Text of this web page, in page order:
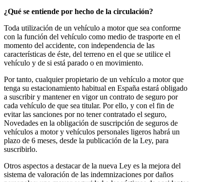
¿Qué se entiende por hecho de la circulación?
Toda utilización de un vehículo a motor que sea conforme
con la función del vehículo como medio de trasporte en el
momento del accidente, con independencia de las
características de éste, del terreno en el que se utilice el
vehículo y de si está parado o en movimiento.
Por tanto, cualquier propietario de un vehículo a motor que
tenga su estacionamiento habitual en España estará obligado
a suscribir y mantener en vigor un contrato de seguro por
cada vehículo de que sea titular. Por ello, y con el fin de
evitar las sanciones por no tener contratado el seguro,
Novedades en la obligación de suscripción de seguros de
vehículos a motor y vehículos personales ligeros habrá un
plazo de 6 meses, desde la publicación de la Ley, para
suscribirlo.
Otros aspectos a destacar de la nueva Ley es la mejora del
sistema de valoración de las indemnizaciones por daños